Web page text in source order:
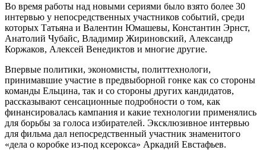
Во время работы над новыми сериями было взято более 30
интервью у непосредственных участников событий, среди
которых Татьяна и Валентин Юмашевы, Константин Эрнст,
Анатолий Чубайс, Владимир Жириновский, Александр
Коржаков, Алексей Венедиктов и многие другие.
Впервые политики, экономисты, политтехнологи,
принимавшие участие в предвыборной гонке как со стороны
команды Ельцина, так и со стороны других кандидатов,
рассказывают сенсационные подробности о том, как
финансировалась кампания и какие технологии применялись
для борьбы за голоса избирателей. Эксклюзивное интервью
для фильма дал непосредственный участник знаменитого
«дела о коробке из-под ксерокса» Аркадий Евстафьев.